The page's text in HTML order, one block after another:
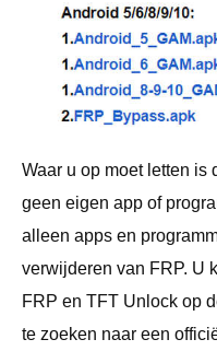
Waar u op moet letten is
geen eigen app of
alleen apps en
verwijderen van FRP. U
FRP en TFT Unlock op
te zoeken naar een